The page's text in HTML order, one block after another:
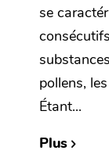
se
pollens,
Étant...
Plus